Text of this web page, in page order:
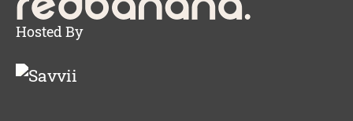
Hosted By